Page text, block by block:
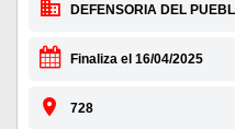
DEFENSORIA DEL
Finaliza el 16/04/2025
728